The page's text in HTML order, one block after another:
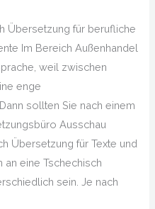
Übersetzung für berufliche
Im Bereich Außenhandel
weil zwischen
enge
sollten Sie nach einem
Ausschau
Übersetzung für Texte und
eine Tschechisch
sein. Je nach